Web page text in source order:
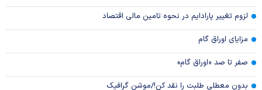
لزوم تغییر پارادایم در نحوه تامین مالی اقتصاد
مزایای اوراق گام
صفر تا صد «اوراق گام»
بدون معطلی طلبت را نقد کن!/موشن گرافیک